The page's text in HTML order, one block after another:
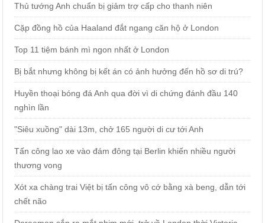
Thủ tướng Anh chuẩn bị giảm trợ cấp cho thanh niên
Cặp đồng hồ của Haaland đắt ngang căn hộ ở London
Top 11 tiệm bánh mì ngon nhất ở London
Bị bắt nhưng không bị kết án có ảnh hưởng đến hồ sơ di trú?
Huyền thoại bóng đá Anh qua đời vì di chứng đánh đầu 140
nghìn lần
"Siêu xuồng" dài 13m, chở 165 người di cư tới Anh
Tấn công lao xe vào đám đông tại Berlin khiến nhiều người
thương vong
Xót xa chàng trai Việt bị tấn công vô cớ bằng xà beng, dẫn tới
chết não